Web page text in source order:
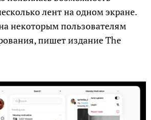
лент на одном экране.
некоторым пользователям
пишет издание The